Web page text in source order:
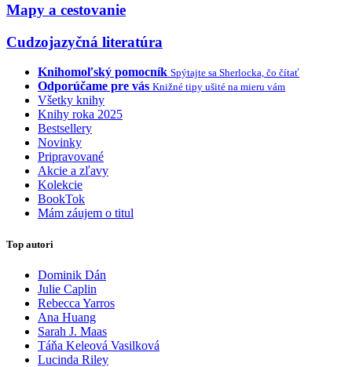
Mapy a cestovanie
Cudzojazyčná literatúra
Knihomoľský pomocník Spýtajte sa Sherlocka, čo čítať
Odporúčame pre vás Knižné tipy ušité na mieru vám
Všetky knihy
Knihy roka 2025
Bestsellery
Novinky
Pripravované
Akcie a zľavy
Kolekcie
BookTok
Mám záujem o titul
Top autori
Dominik Dán
Julie Caplin
Rebecca Yarros
Ana Huang
Sarah J. Maas
Táňa Keleová Vasilková
Lucinda Riley